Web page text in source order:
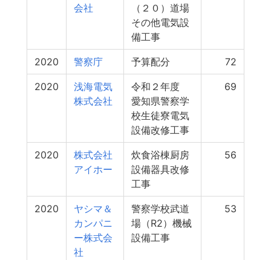
会社
（２０）道場
その他電気設
備工事
2020 警察庁 予算配分 72
2020
浅海電気
株式会社
令和２年度
愛知県警察学
校生徒寮電気
設備改修工事
69
2020
株式会社
アイホー
炊食浴棟厨房
設備器具改修
工事
56
2020
ヤシマ＆
カンパニ
ー株式会
社
警察学校武道
場（R2）機械
設備工事
53